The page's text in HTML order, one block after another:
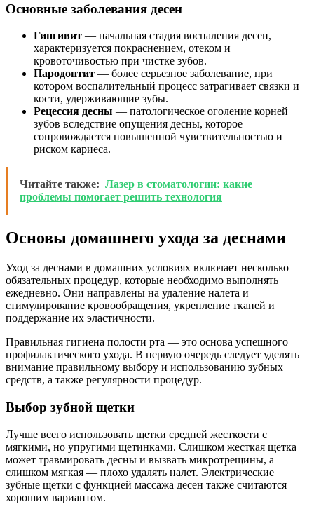
Основные заболевания десен
Гингивит — начальная стадия воспаления десен,
характеризуется покраснением, отеком и
кровоточивостью при чистке зубов.
Пародонтит — более серьезное заболевание, при
котором воспалительный процесс затрагивает связки и
кости, удерживающие зубы.
Рецессия десны — патологическое оголение корней
зубов вследствие опущения десны, которое
сопровождается повышенной чувствительностью и
риском кариеса.
Читайте также: Лазер в стоматологии: какие
проблемы помогает решить технология
Основы домашнего ухода за деснами
Уход за деснами в домашних условиях включает несколько
обязательных процедур, которые необходимо выполнять
ежедневно. Они направлены на удаление налета и
стимулирование кровообращения, укрепление тканей и
поддержание их эластичности.
Правильная гигиена полости рта — это основа успешного
профилактического ухода. В первую очередь следует уделять
внимание правильному выбору и использованию зубных
средств, а также регулярности процедур.
Выбор зубной щетки
Лучше всего использовать щетки средней жесткости с
мягкими, но упругими щетинками. Слишком жесткая щетка
может травмировать десны и вызвать микротрещины, а
слишком мягкая — плохо удалять налет. Электрические
зубные щетки с функцией массажа десен также считаются
хорошим вариантом.